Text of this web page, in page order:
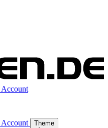
Account
Account Theme